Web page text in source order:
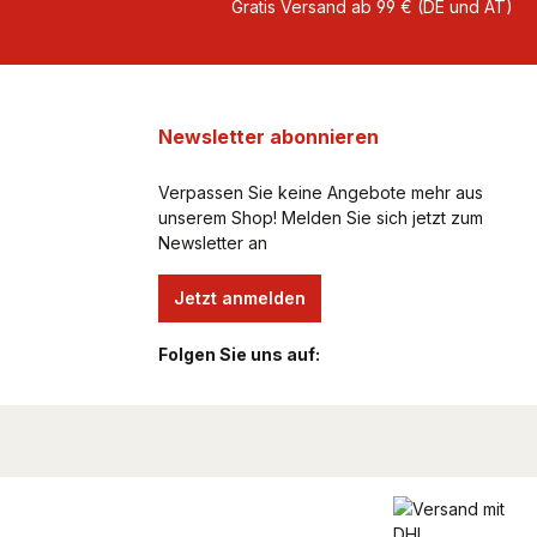
Gratis Versand ab 99 € (DE und AT)
Newsletter abonnieren
Verpassen Sie keine Angebote mehr aus
unserem Shop! Melden Sie sich jetzt zum
Newsletter an
Jetzt anmelden
Folgen Sie uns auf: